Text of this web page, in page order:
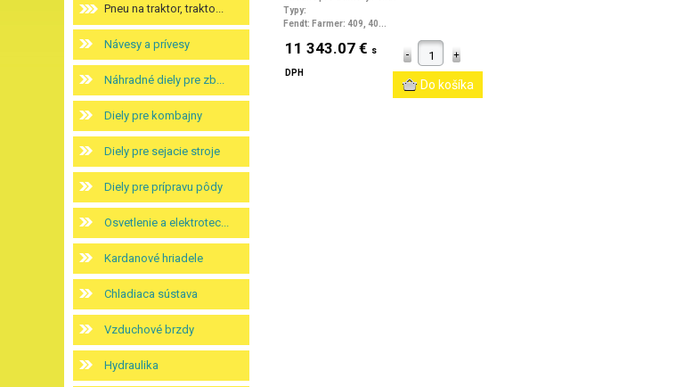
Pneu na traktor, trakto...
Návesy a prívesy
Náhradné diely pre zb...
Diely pre kombajny
Diely pre sejacie stroje
Diely pre prípravu pôdy
Osvetlenie a elektrotec...
Kardanové hriadele
Chladiaca sústava
Vzduchové brzdy
Hydraulika
Typy:
Fendt: Farmer: 409, 40...
11 343.07 € s
DPH